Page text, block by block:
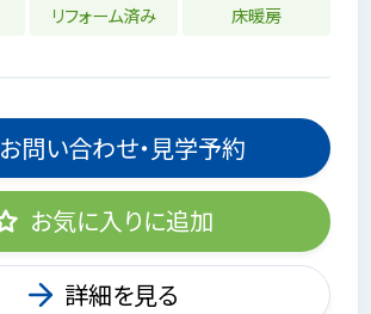
リフォーム済み 床暖房
お問い合わせ・見学予約
お気に入りに追加
詳細を見る